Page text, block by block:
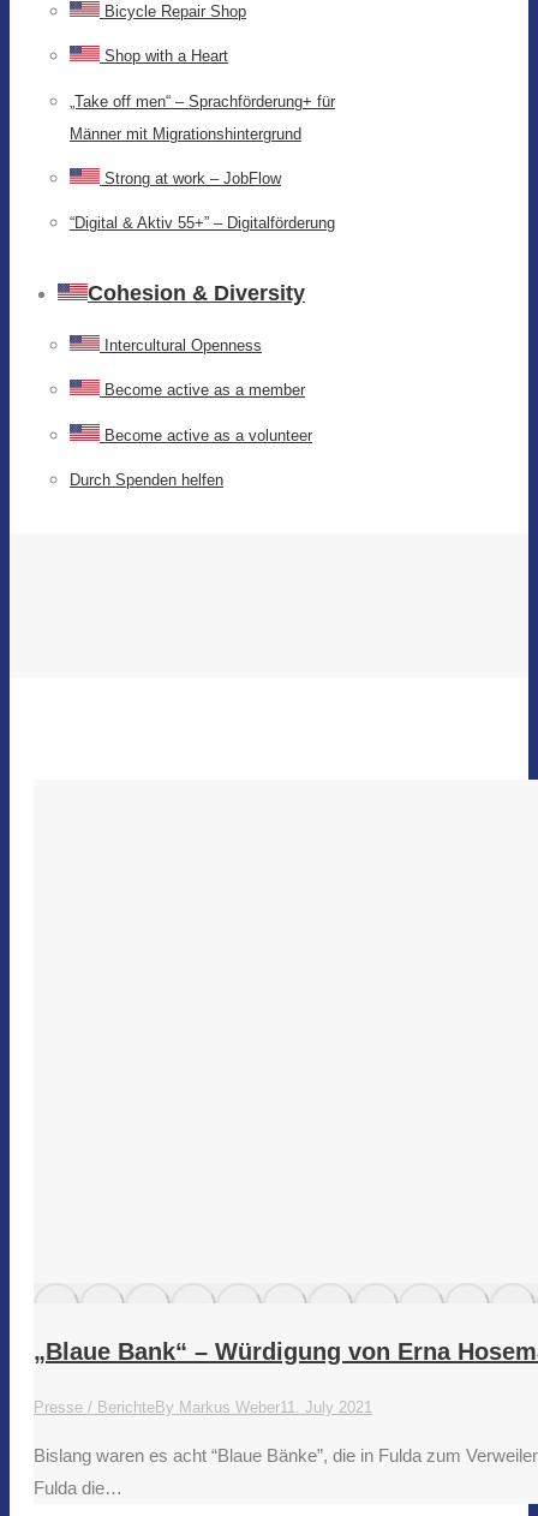
Bicycle Repair Shop
Shop with a Heart
„Take off men“ – Sprachförderung+ für
Männer mit Migrationshintergrund
Strong at work – JobFlow
“Digital & Aktiv 55+” – Digitalförderung
Cohesion & Diversity
Intercultural Openness
Become active as a member
Become active as a volunteer
Durch Spenden helfen
„Blaue Bank“ – Würdigung von Erna
Presse / BerichteBy Markus Weber11. July 2021
Bislang waren es acht “Blaue Bänke”, die in Fulda zum
Fulda die…